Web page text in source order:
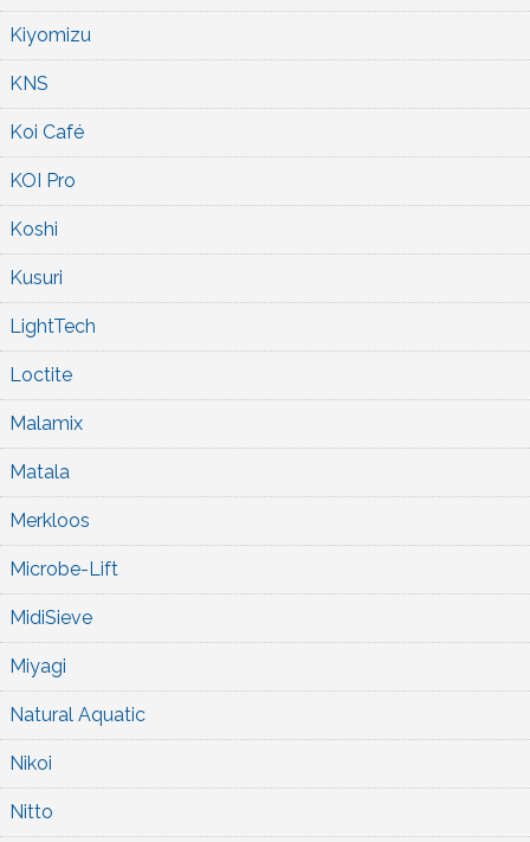
Kiyomizu
KNS
Koi Café
KOI Pro
Koshi
Kusuri
LightTech
Loctite
Malamix
Matala
Merkloos
Microbe-Lift
MidiSieve
Miyagi
Natural Aquatic
Nikoi
Nitto